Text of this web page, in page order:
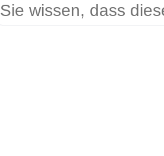
Sie wissen, dass